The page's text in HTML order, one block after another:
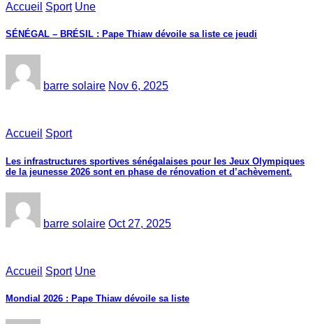
Accueil Sport Une
SÉNÉGAL – BRÉSIL : Pape Thiaw dévoile sa liste ce jeudi
barre solaire Nov 6, 2025
Accueil Sport
Les infrastructures sportives sénégalaises pour les Jeux Olympiques
de la jeunesse 2026 sont en phase de rénovation et d’achèvement.
barre solaire Oct 27, 2025
Accueil Sport Une
Mondial 2026 : Pape Thiaw dévoile sa liste